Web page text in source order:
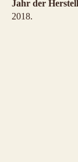
Jahr der
2018.